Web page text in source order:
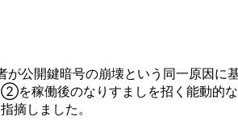
が公開鍵暗号の崩壊という同一原因
を稼働後のなりすましを招く能動的
摘しました。